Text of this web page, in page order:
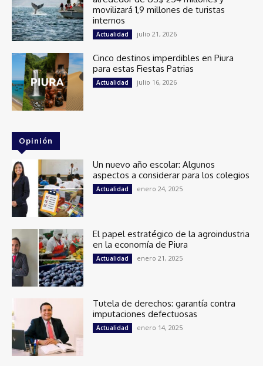
movilizará 1,9 millones de turistas
internos
Actualidad julio 21, 2026
Cinco destinos imperdibles en Piura
para estas Fiestas Patrias
Actualidad julio 16, 2026
Opinión
Un nuevo año escolar: Algunos
aspectos a considerar para los colegios
Actualidad enero 24, 2025
El papel estratégico de la agroindustria
en la economía de Piura
Actualidad enero 21, 2025
Tutela de derechos: garantía contra
imputaciones defectuosas
Actualidad enero 14, 2025